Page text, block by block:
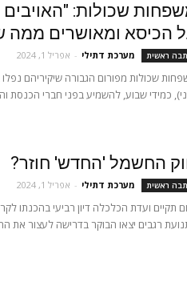
שכולות: "האויבים
הכיסא ומאושרים ממה
ראשית מערכת דתילי - אפריל 1, 2024
שכולות מפורום הגבורה שיקיריהם
כמידי שבוע, להשמיע בפני חברי הכנסת
החשמל 'החדש' חוזר?
ראשית מערכת דתילי - אפריל 1, 2024
תקיים ועדת הכלכלה דיון רביעי
רגבים יצאו הבוקר בדרישה לעצור את